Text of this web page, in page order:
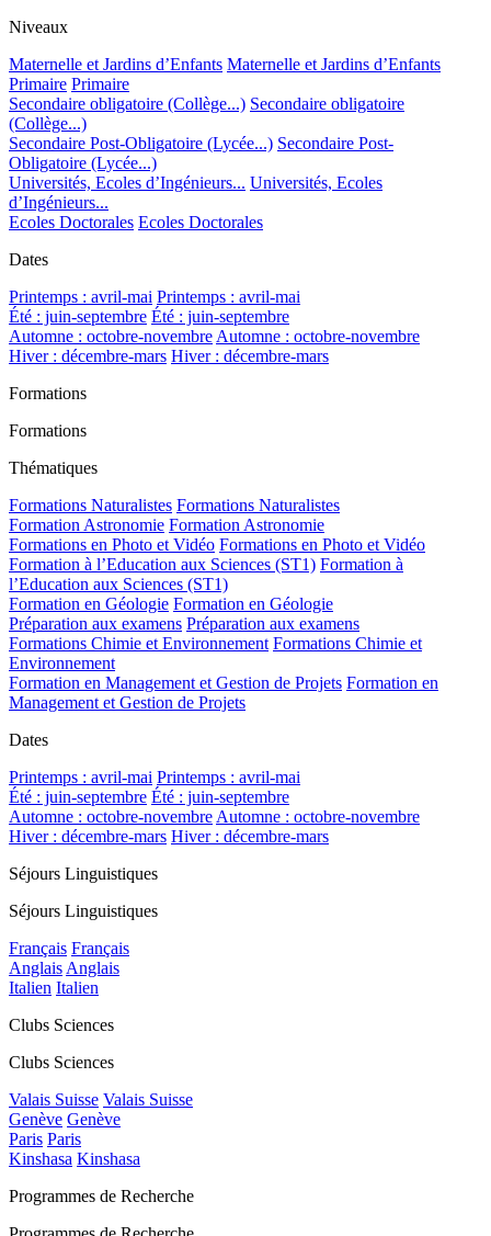
Niveaux
Maternelle et Jardins d’Enfants Maternelle et Jardins d’Enfants
Primaire Primaire
Secondaire obligatoire (Collège...) Secondaire obligatoire
(Collège...)
Secondaire Post-Obligatoire (Lycée...) Secondaire Post-
Obligatoire (Lycée...)
Universités, Ecoles d’Ingénieurs... Universités, Ecoles
d’Ingénieurs...
Ecoles Doctorales Ecoles Doctorales
Dates
Printemps : avril-mai Printemps : avril-mai
Été : juin-septembre Été : juin-septembre
Automne : octobre-novembre Automne : octobre-novembre
Hiver : décembre-mars Hiver : décembre-mars
Formations
Formations
Thématiques
Formations Naturalistes Formations Naturalistes
Formation Astronomie Formation Astronomie
Formations en Photo et Vidéo Formations en Photo et Vidéo
Formation à l’Education aux Sciences (ST1) Formation à
l’Education aux Sciences (ST1)
Formation en Géologie Formation en Géologie
Préparation aux examens Préparation aux examens
Formations Chimie et Environnement Formations Chimie et
Environnement
Formation en Management et Gestion de Projets Formation en
Management et Gestion de Projets
Dates
Printemps : avril-mai Printemps : avril-mai
Été : juin-septembre Été : juin-septembre
Automne : octobre-novembre Automne : octobre-novembre
Hiver : décembre-mars Hiver : décembre-mars
Séjours Linguistiques
Séjours Linguistiques
Français Français
Anglais Anglais
Italien Italien
Clubs Sciences
Clubs Sciences
Valais Suisse Valais Suisse
Genève Genève
Paris Paris
Kinshasa Kinshasa
Programmes de Recherche